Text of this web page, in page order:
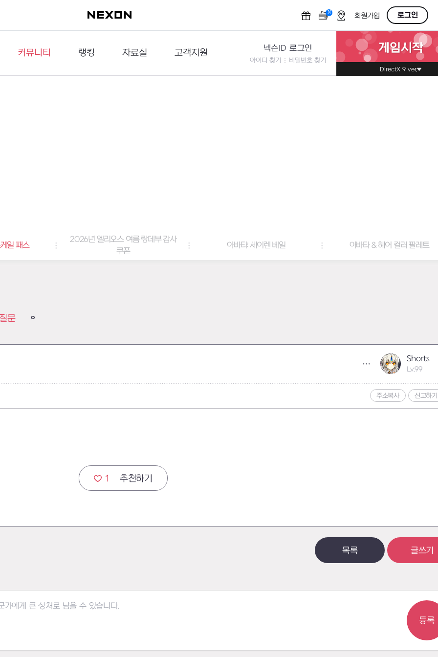
N OFF회원가입 로그인
커뮤니티
이슈게시판
랭킹
던전랭킹
자료실
다운로드
고객지원
문의하기
넥슨ID 로그인
아이디 찾기 비밀번호 찾기
게임시작
DirectX 9 ver.
일 패스
2026년 엘리오스 여름 랑데부 감사
쿠폰
아바타: 세이렌 베일 아바타 & 헤어 컬러 팔레트
문
Shorts
Lv.99
주소복사 신고하기
1 추천하기
목록 글쓰기
등록